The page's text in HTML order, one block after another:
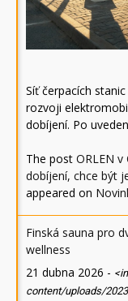
Síť čerpacích
rozvoji
dobíjení. Po
The post ORLEN
dobíjení, chce být
appeared on
Finská sauna pro
wellness
21 dubna 2026 -
content/uploads/